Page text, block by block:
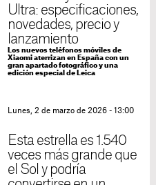
Ultra: especificaciones,
novedades, precio y
lanzamiento
Los nuevos teléfonos móviles de
Xiaomi aterrizan en España con un
gran apartado fotográfico y una
edición especial de Leica
Lunes, 2 de marzo de 2026 - 13:00
Esta estrella es 1.540
veces más grande que
el Sol y podría